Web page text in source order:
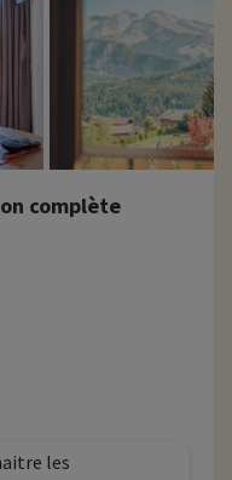
faites un tour à la
toute la famille. Les
extérieure. Vous
comprenant : un bain
relaxation optimale. Une
pour des séances de
mois et jusqu'à 17 ans. Ils
en groupe comme des
encore des projets
vos enfants
Clusaz.
des tables de ping-
complète
les